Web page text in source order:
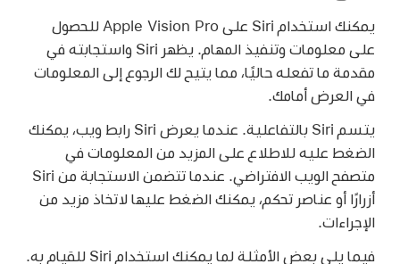
يمكنك استخدام Siri على Apple Vision Pro للحصول
على معلومات وتنفيذ المهام. يظهر Siri واستجابته في
مقدمة ما تفعله حاليًا، مما يتيح لك الرجوع إلى المعلومات
في العرض أمامك.
يتسم Siri بالتفاعلية. عندما يعرض Siri رابط ويب، يمكنك
الضغط عليه للاطلاع على المزيد من المعلومات في
متصفح الويب الافتراضي. عندما تتضمن الاستجابة من Siri
أزرارًا أو عناصر تحكم، يمكنك الضغط عليها لاتخاذ مزيد من
الإجراءات.
فيما يلي بعض الأمثلة لما يمكنك استخدام Siri للقيام به.